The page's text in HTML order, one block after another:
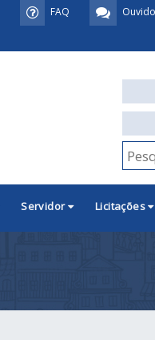
FAQ
Servidor Licitações